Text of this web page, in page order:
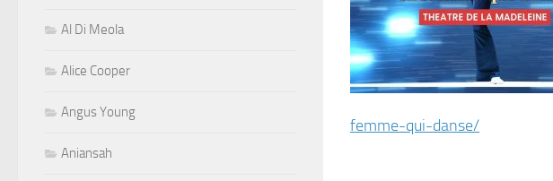
femme-qui-danse/
Al Di Meola
Alice Cooper
Angus Young
Aniansah